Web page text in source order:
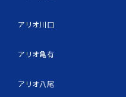
アリオ川口
アリオ亀有
アリオ八尾